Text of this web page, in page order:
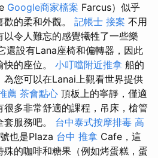
Google商家檔案 Farcus）似乎
的柔和外觀。 記帳士 接案 不用
令人難忘的感覺犧牲了一些樂
還設有Lana座椅和偏轉器，因此
的座位。 小叮噹附近推拿 船的
您可以在Lanai上觀看世界提供
薦 茶會點心 頂板上的寧靜，僅適
很多非常舒適的課程，吊床，槍管
服務吧。 台中泰式按摩排毒 高
也是Plaza 台中 推拿 Cafe，這
的咖啡和糖果（例如烤蛋糕，蛋